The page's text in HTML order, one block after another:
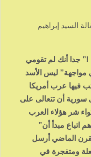
السيد إبراهيم
!” جدا أنك لم تقومي
ليس الأسد
فيها عرب أمريكا
أن تتعالى على
شر هؤلاء العرب
اتباع مبدأ أن”
الماضي أرسل
ومتفجرة في